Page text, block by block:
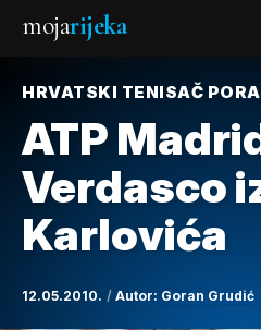
mojarijeka
HRVATSKI TENISAČ
ATP
Verdasco
Karlovića
12.05.2010. Autor: Goran Grudić